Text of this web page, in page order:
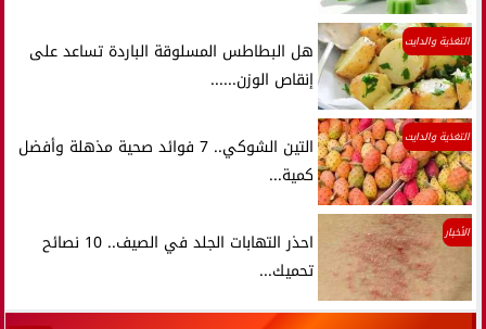
التغذية والدايت
هل البطاطس المسلوقة الباردة تساعد على
إنقاص الوزن......
التغذية والدايت
التين الشوكي.. 7 فوائد صحية مذهلة وأفضل
كمية...
الأخبار
احذر التهابات الجلد في الصيف.. 10 نصائح
تحميك...